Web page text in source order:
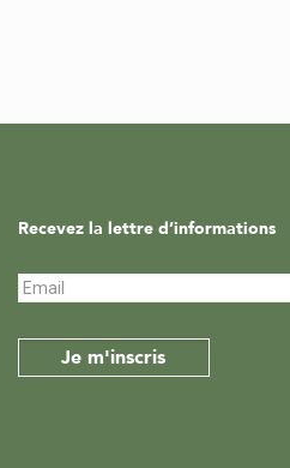
Recevez la lettre d’informations